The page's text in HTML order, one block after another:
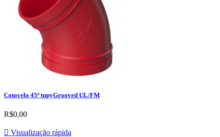
Cotovelo 45º tupyGrooved UL/FM
R$0,00
 Visualização rápida